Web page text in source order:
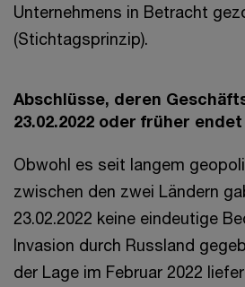
Unternehmens in Betracht
(Stichtagsprinzip).
Abschlüsse, deren
23.02.2022 oder früher endet
Obwohl es seit langem
zwischen den zwei Ländern
23.02.2022 keine eindeutige
Invasion durch Russland
der Lage im Februar 2022